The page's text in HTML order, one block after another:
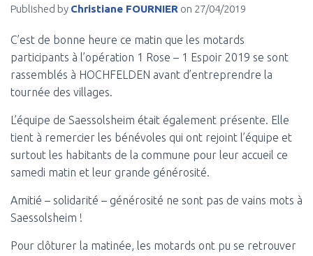
Published by Christiane FOURNIER on 27/04/2019
C’est de bonne heure ce matin que les motards
participants à l’opération 1 Rose – 1 Espoir 2019 se sont
rassemblés à HOCHFELDEN avant d’entreprendre la
tournée des villages.
L’équipe de Saessolsheim était également présente. Elle
tient à remercier les bénévoles qui ont rejoint l’équipe et
surtout les habitants de la commune pour leur accueil ce
samedi matin et leur grande générosité.
Amitié – solidarité – générosité ne sont pas de vains mots à
Saessolsheim !
Pour clôturer la matinée, les motards ont pu se retrouver